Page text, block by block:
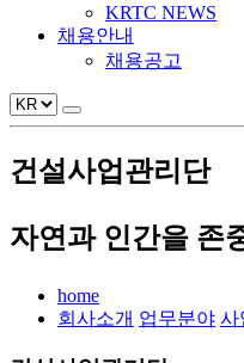
KRTC NEWS
채용안내
채용공고
건설사업관리단
자연과 인간을 존
home
회사소개 업무분야 사